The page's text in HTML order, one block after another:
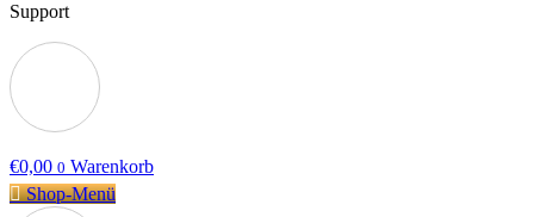
Support
€0,00 0 Warenkorb
Shop-Menü